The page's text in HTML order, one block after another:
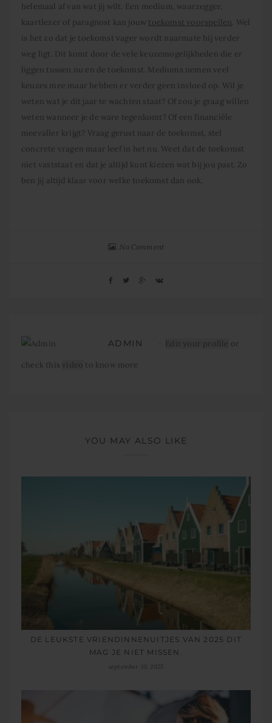
helemaal af van wat jij wilt. Een medium, waarzegger,
kaartlezer of paragnost kan jouw toekomst voorspellen. Wel
is het zo dat je toekomst vager wordt naarmate hij verder
weg ligt. Dit komt door de vele keuzemogelijkheden die er
liggen tussen nu en de toekomst. Mediums nemen veel
keuzes mee maar hebben er verder geen invloed op. Wil je
weten wat je dit jaar te wachten staat? Of zou je graag willen
weten wanneer je de ware tegenkomt? Of een financiële
meevaller krijgt? Vraag gerust naar de toekomst, stel
concrete vragen maar leef in het nu. Weet dat de toekomst
niet vaststaat en dat je altijd kunt kiezen wat bij jou past. Zo
ben jij altijd klaar voor welke toekomst dan ook.
No Comment
ADMIN Edit your profile or
check this video to know more
YOU MAY ALSO LIKE
DE LEUKSTE VRIENDINNENUITJES VAN 2025 DIT
MAG JE NIET MISSEN.
september 10, 2025